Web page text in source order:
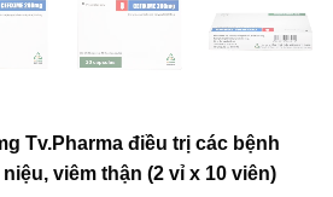
Tv.Pharma điều trị các bệnh
viêm thận (2 vỉ x 10 viên)